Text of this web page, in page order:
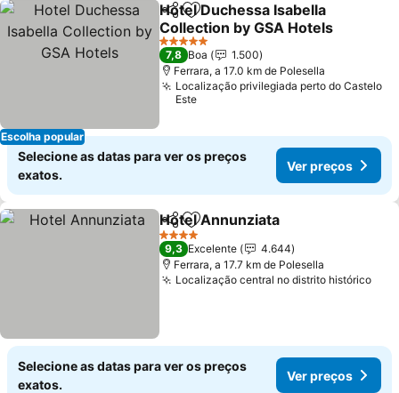
Escolha popular
PartilharAdicionar aos favoritos
Hotel Duchessa Isabella
Collection by GSA Hotels
Ver preços
5 Estrelas
7,8 Boa
1.500
Ferrara, a 17.0 km de Polesella
Localização privilegiada perto do Castelo
Este
Selecione as datas para ver os preços
exatos.
Ver preços
PartilharAdicionar aos favoritos
Hotel Annunziata
4 Estrelas
9,3 Excelente
4.644
Ferrara, a 17.7 km de Polesella
Localização central no distrito históricoVer
Selecione as datas para ver os preços
exatos.
Ver preços